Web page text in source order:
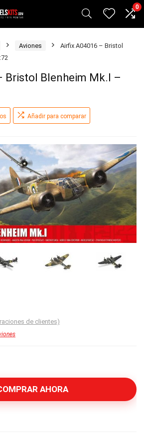
0
Aviones
Airfix A04016 – Bristol
Bristol Blenheim Mk.I –
Añadir para comparar
de clientes)
AHORA